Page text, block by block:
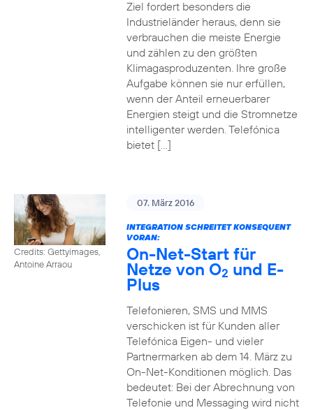
Ziel fordert besonders die
Industrieländer heraus, denn sie
verbrauchen die meiste Energie
und zählen zu den größten
Klimagasproduzenten. Ihre große
Aufgabe können sie nur erfüllen,
wenn der Anteil erneuerbarer
Energien steigt und die Stromnetze
intelligenter werden. Telefónica
bietet […]
Credits: Gettyimages,
Antoine Arraou
07. März 2016
INTEGRATION SCHREITET KONSEQUENT
VORAN:
On-Net-Start für
Netze von O2 und E-
Plus
Telefonieren, SMS und MMS
verschicken ist für Kunden aller
Telefónica Eigen- und vieler
Partnermarken ab dem 14. März zu
On-Net-Konditionen möglich. Das
bedeutet: Bei der Abrechnung von
Telefonie und Messaging wird nicht